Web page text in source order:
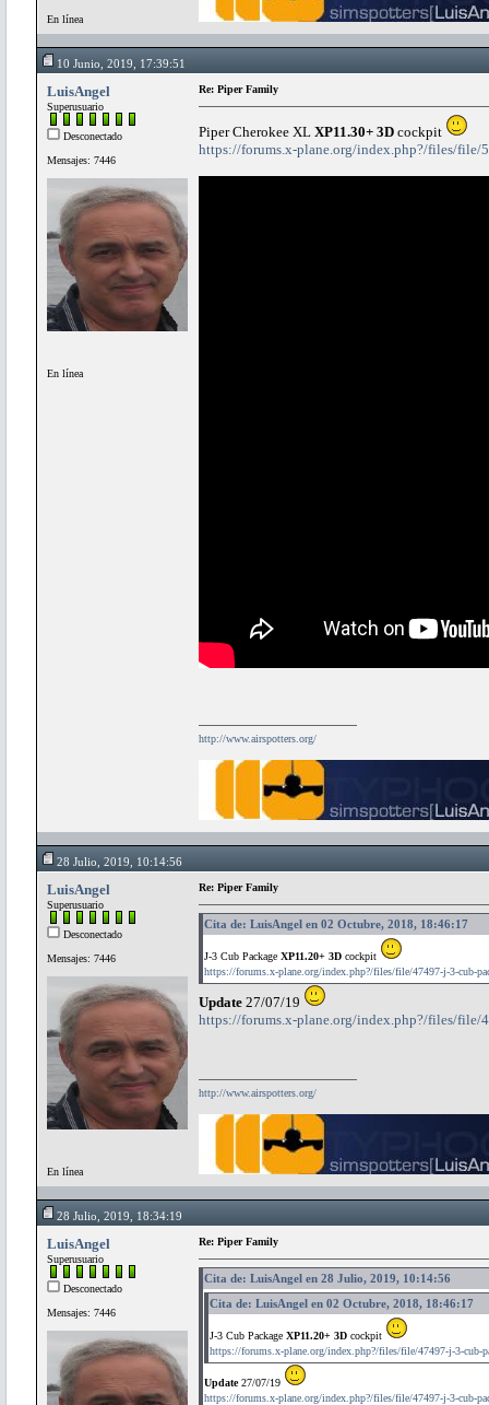
En línea
10 Junio, 2019, 17:39:51
LuisAngel
Superusuario
Desconectado
Mensajes: 7446
En línea
Re: Piper Family
Piper Cherokee XL XP11.30+ 3D cockpit
https://forums.x-plane.org/index.php?/files/file/
http://www.airspotters.org/
28 Julio, 2019, 10:14:56
LuisAngel
Superusuario
Desconectado
Mensajes: 7446
En línea
Re: Piper Family
Cita de: LuisAngel en 02 Octubre, 2018, 18:46:17
J-3 Cub Package XP11.20+ 3D cockpit
https://forums.x-plane.org/index.php?/files/file/47497-j-3-cub-
Update 27/07/19
https://forums.x-plane.org/index.php?/files/file/
http://www.airspotters.org/
28 Julio, 2019, 18:34:19
LuisAngel
Superusuario
Desconectado
Mensajes: 7446
Re: Piper Family
Cita de: LuisAngel en 28 Julio, 2019, 10:14:56
Cita de: LuisAngel en 02 Octubre, 2018, 18:46:17
J-3 Cub Package XP11.20+ 3D cockpit
https://forums.x-plane.org/index.php?/files/file/47497-j-3-cub-
Update27/07/19
https://forums.x-plane.org/index.php?/files/file/47497-j-3-cub-